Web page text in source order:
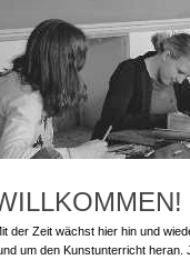
der Zeit wächst hier hin und
um den Kunstunterricht heran.